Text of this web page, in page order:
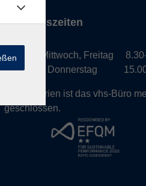
Öffnungszeiten
Montag, Mittwoch, Freitag
Dienstag, Donnerstag
In den Ferien ist das vhs-Büro
geschlossen.